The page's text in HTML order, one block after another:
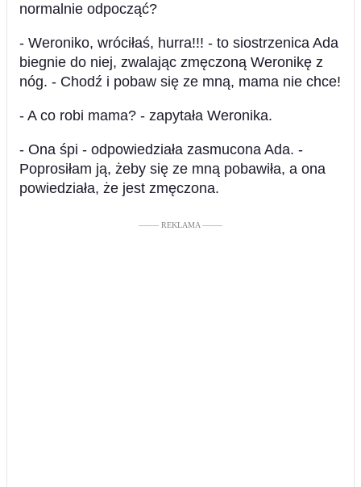
normalnie odpocząć?
- Weroniko, wróciłaś, hurra!!! - to siostrzenica Ada
biegnie do niej, zwalając zmęczoną Weronikę z
nóg. - Chodź i pobaw się ze mną, mama nie chce!
- A co robi mama? - zapytała Weronika.
- Ona śpi - odpowiedziała zasmucona Ada. -
Poprosiłam ją, żeby się ze mną pobawiła, a ona
powiedziała, że jest zmęczona.
––––– REKLAMA –––––